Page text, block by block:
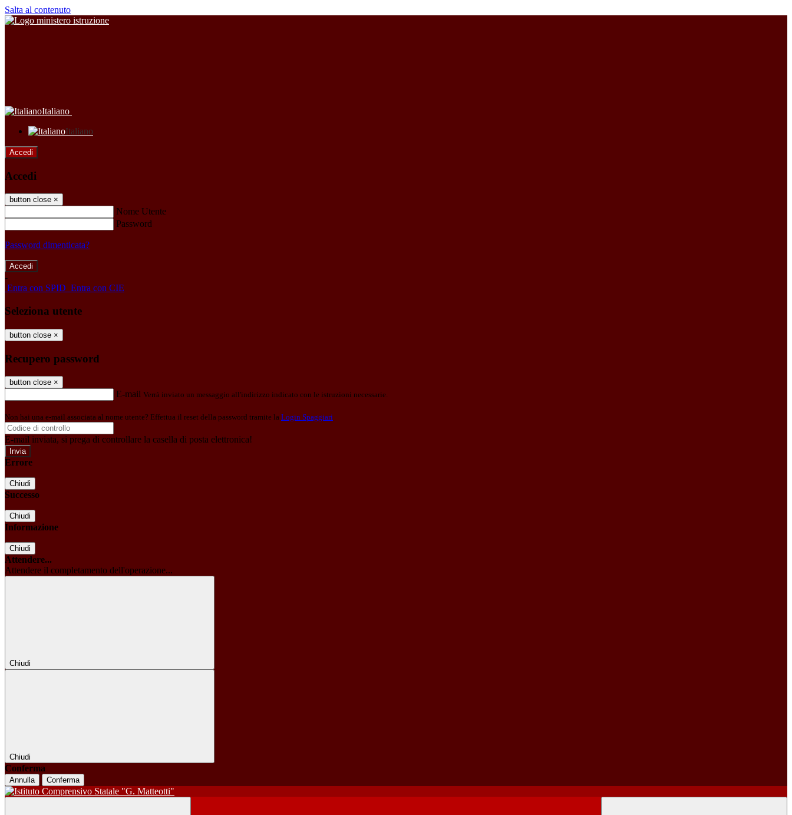
Salta al contenuto
Italiano
Italiano
Accedi
Accedi
button close ×
Nome Utente
Password
Password dimenticata?
-
Entra con SPID Entra con CIE
Seleziona utente
button close ×
Recupero password
button close ×
E-mail Verrà inviato un messaggio all'indirizzo indicato con le istruzioni necessarie.
Non hai una e-mail associata al nome utente? Effettua il reset della password tramite la Login Spaggiari
E-mail inviata, si prega di controllare la casella di posta elettronica!
Errore
Chiudi
Successo
Chiudi
Informazione
Chiudi
Attendere...
Attendere il completamento dell'operazione...
Chiudi
Chiudi
Conferma
Annulla Conferma